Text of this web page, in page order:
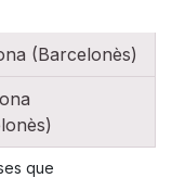
(Barcelonès)
que